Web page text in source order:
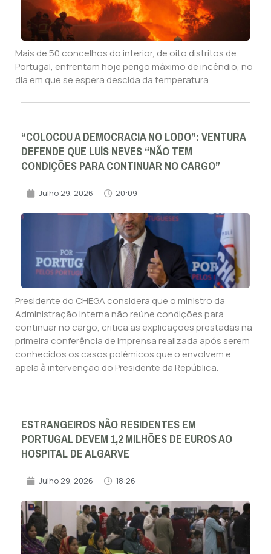
Mais de 50 concelhos do interior, de oito distritos de
Portugal, enfrentam hoje perigo máximo de incêndio, no
dia em que se espera descida da temperatura
“COLOCOU A DEMOCRACIA NO LODO”: VENTURA
DEFENDE QUE LUÍS NEVES “NÃO TEM
CONDIÇÕES PARA CONTINUAR NO CARGO”
Julho 29, 2026 20:09
Presidente do CHEGA considera que o ministro da
Administração Interna não reúne condições para
continuar no cargo, critica as explicações prestadas na
primeira conferência de imprensa realizada após serem
conhecidos os casos polémicos que o envolvem e
apela à intervenção do Presidente da República.
ESTRANGEIROS NÃO RESIDENTES EM
PORTUGAL DEVEM 1,2 MILHÕES DE EUROS AO
HOSPITAL DE ALGARVE
Julho 29, 2026 18:26